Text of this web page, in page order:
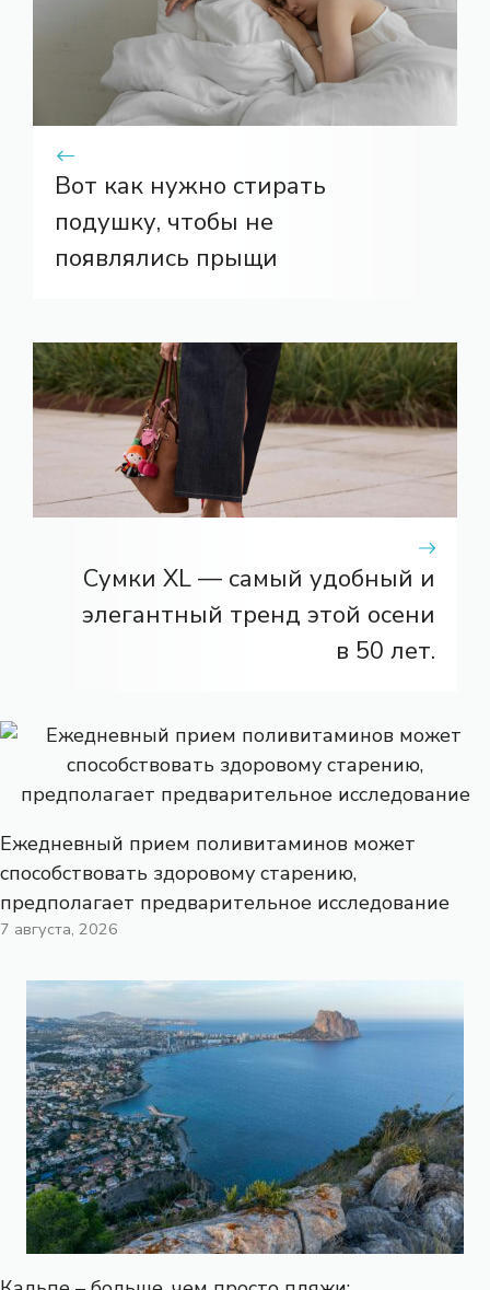
Вот как нужно стирать
подушку, чтобы не
появлялись прыщи
Сумки XL — самый удобный и
элегантный тренд этой осени
в 50 лет.
Ежедневный прием поливитаминов может
способствовать здоровому старению,
предполагает предварительное исследование
7 августа, 2026